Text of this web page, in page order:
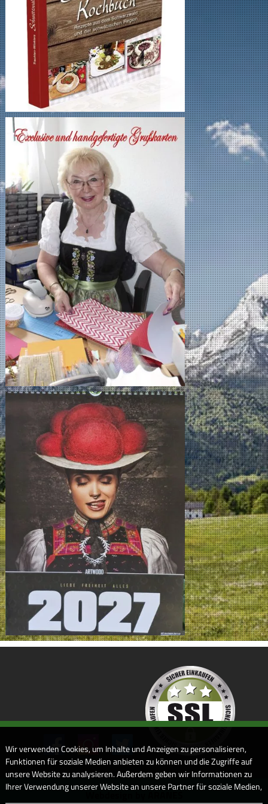
Webdesign by ARANES
Wir verwenden Cookies, um Inhalte und Anzeigen zu personalisieren,
Funktionen für soziale Medien anbieten zu können und die Zugriffe auf
unsere Website zu analysieren. Außerdem geben wir Informationen zu
Ihrer Verwendung unserer Website an unsere Partner für soziale Medien,